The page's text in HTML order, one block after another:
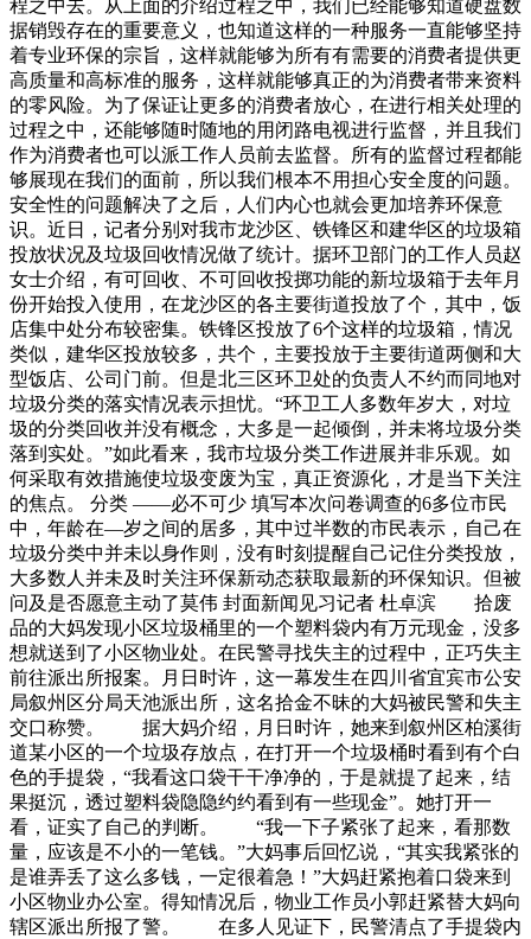
程之中去。从上面的介绍过程之中，我们已经能够知道硬盘数
据销毁存在的重要意义，也知道这样的一种服务一直能够坚持
着专业环保的宗旨，这样就能够为所有有需要的消费者提供更
高质量和高标准的服务，这样就能够真正的为消费者带来资料
的零风险。为了保证让更多的消费者放心，在进行相关处理的
过程之中，还能够随时随地的用闭路电视进行监督，并且我们
作为消费者也可以派工作人员前去监督。所有的监督过程都能
够展现在我们的面前，所以我们根本不用担心安全度的问题。
安全性的问题解决了之后，人们内心也就会更加培养环保意
识。近日，记者分别对我市龙沙区、铁锋区和建华区的垃圾箱
投放状况及垃圾回收情况做了统计。据环卫部门的工作人员赵
女士介绍，有可回收、不可回收投掷功能的新垃圾箱于去年月
份开始投入使用，在龙沙区的各主要街道投放了个，其中，饭
店集中处分布较密集。铁锋区投放了6个这样的垃圾箱，情况
类似，建华区投放较多，共个，主要投放于主要街道两侧和大
型饭店、公司门前。但是北三区环卫处的负责人不约而同地对
垃圾分类的落实情况表示担忧。“环卫工人多数年岁大，对垃
圾的分类回收并没有概念，大多是一起倾倒，并未将垃圾分类
落到实处。”如此看来，我市垃圾分类工作进展并非乐观。如
何采取有效措施使垃圾变废为宝，真正资源化，才是当下关注
的焦点。 分类 ——必不可少 填写本次问卷调查的6多位市民
中，年龄在—岁之间的居多，其中过半数的市民表示，自己在
垃圾分类中并未以身作则，没有时刻提醒自己记住分类投放，
大多数人并未及时关注环保新动态获取最新的环保知识。但被
问及是否愿意主动了莫伟 封面新闻见习记者 杜卓滨 拾废
品的大妈发现小区垃圾桶里的一个塑料袋内有万元现金，没多
想就送到了小区物业处。在民警寻找失主的过程中，正巧失主
前往派出所报案。月日时许，这一幕发生在四川省宜宾市公安
局叙州区分局天池派出所，这名拾金不昧的大妈被民警和失主
交口称赞。 据大妈介绍，月日时许，她来到叙州区柏溪街
道某小区的一个垃圾存放点，在打开一个垃圾桶时看到有个白
色的手提袋，“我看这口袋干干净净的，于是就提了起来，结
果挺沉，透过塑料袋隐隐约约看到有一些现金”。她打开一
看，证实了自己的判断。 “我一下子紧张了起来，看那数
量，应该是不小的一笔钱。”大妈事后回忆说，“其实我紧张的
是谁弄丢了这么多钱，一定很着急！”大妈赶紧抱着口袋来到
小区物业办公室。得知情况后，物业工作员小郭赶紧替大妈向
辖区派出所报了警。 在多人见证下，民警清点了手提袋内